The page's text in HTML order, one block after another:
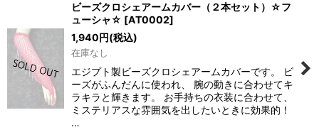
ビーズクロシェアームカバー（２本セット）☆フ
ューシャ☆ [AT0002]
1,940円(税込)
在庫なし
エジプト製ビーズクロシェアームカバーです。 ビ
ーズがふんだんに使われ、 腕の動きに合わせてキ
ラキラと輝きます。 お手持ちの衣装に合わせて、
ミステリアスな雰囲気を出したいときに効果的！
…